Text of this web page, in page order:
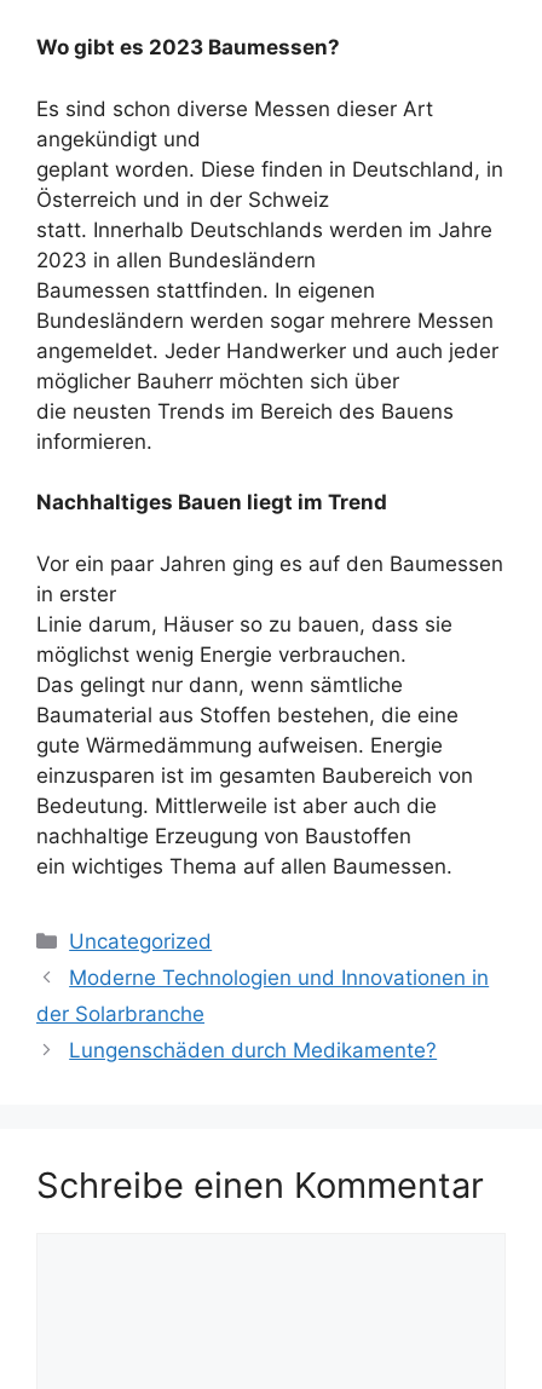
Wo gibt es 2023 Baumessen?
Es sind schon diverse Messen dieser Art
angekündigt und
geplant worden. Diese finden in Deutschland, in
Österreich und in der Schweiz
statt. Innerhalb Deutschlands werden im Jahre
2023 in allen Bundesländern
Baumessen stattfinden. In eigenen
Bundesländern werden sogar mehrere Messen
angemeldet. Jeder Handwerker und auch jeder
möglicher Bauherr möchten sich über
die neusten Trends im Bereich des Bauens
informieren.
Nachhaltiges Bauen liegt im Trend
Vor ein paar Jahren ging es auf den Baumessen
in erster
Linie darum, Häuser so zu bauen, dass sie
möglichst wenig Energie verbrauchen.
Das gelingt nur dann, wenn sämtliche
Baumaterial aus Stoffen bestehen, die eine
gute Wärmedämmung aufweisen. Energie
einzusparen ist im gesamten Baubereich von
Bedeutung. Mittlerweile ist aber auch die
nachhaltige Erzeugung von Baustoffen
ein wichtiges Thema auf allen Baumessen.
Kategorien
Uncategorized
Moderne Technologien und Innovationen in
der Solarbranche
Lungenschäden durch Medikamente?
Schreibe einen Kommentar